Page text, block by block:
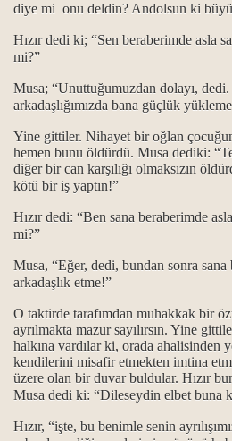
diye mi onu deldin? Andolsun ki
Hızır dedi ki; “Sen beraberimde asla
mi?”
Musa; “Unuttuğumuzdan dolayı,
arkadaşlığımızda bana güçlük
Yine gittiler. Nihayet bir oğlan
hemen bunu öldürdü. Musa dediki:
diğer bir can karşılığı olmaksızın
kötü bir iş yaptın!”
Hızır dedi: “Ben sana beraberimde
mi?”
Musa, “Eğer, dedi, bundan sonra
arkadaşlık etme!”
O taktirde tarafımdan muhakkak bir
ayrılmakta mazur sayılırsın. Yine
halkına vardılar ki, orada ahalisinden
kendilerini misafir etmekten imtina
üzere olan bir duvar buldular. Hızır
Musa dedi ki: “Dileseydin elbet buna
Hızır, “işte, bu benimle senin
gecesidir...